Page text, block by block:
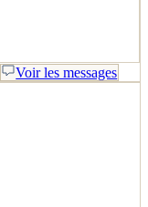
Voir les messages